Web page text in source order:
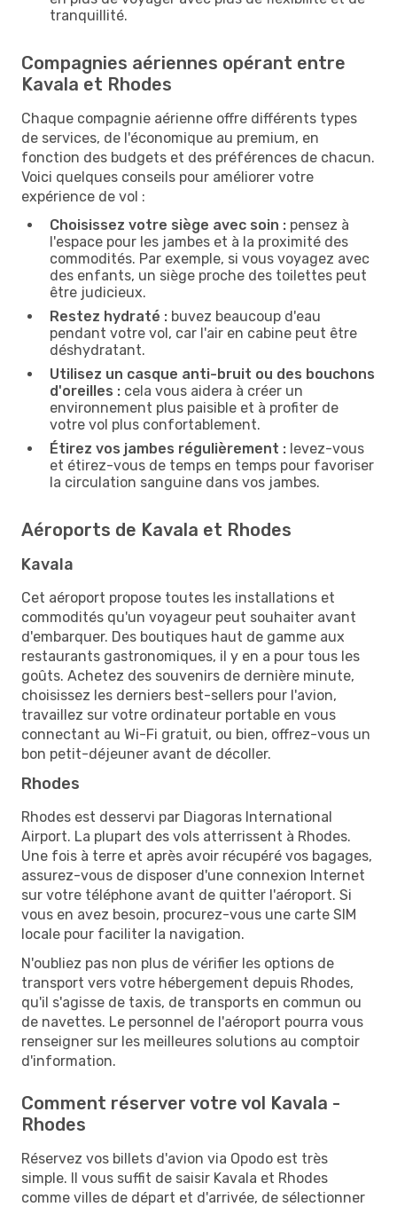
tranquillité.
Compagnies aériennes opérant entre
Kavala et Rhodes
Chaque compagnie aérienne offre différents types
de services, de l'économique au premium, en
fonction des budgets et des préférences de chacun.
Voici quelques conseils pour améliorer votre
expérience de vol :
Choisissez votre siège avec soin : pensez à
l'espace pour les jambes et à la proximité des
commodités. Par exemple, si vous voyagez avec
des enfants, un siège proche des toilettes peut
être judicieux.
Restez hydraté : buvez beaucoup d'eau
pendant votre vol, car l'air en cabine peut être
déshydratant.
Utilisez un casque anti-bruit ou des bouchons
d'oreilles : cela vous aidera à créer un
environnement plus paisible et à profiter de
votre vol plus confortablement.
Étirez vos jambes régulièrement : levez-vous
et étirez-vous de temps en temps pour favoriser
la circulation sanguine dans vos jambes.
Aéroports de Kavala et Rhodes
Kavala
Cet aéroport propose toutes les installations et
commodités qu'un voyageur peut souhaiter avant
d'embarquer. Des boutiques haut de gamme aux
restaurants gastronomiques, il y en a pour tous les
goûts. Achetez des souvenirs de dernière minute,
choisissez les derniers best-sellers pour l'avion,
travaillez sur votre ordinateur portable en vous
connectant au Wi-Fi gratuit, ou bien, offrez-vous un
bon petit-déjeuner avant de décoller.
Rhodes
Rhodes est desservi par Diagoras International
Airport. La plupart des vols atterrissent à Rhodes.
Une fois à terre et après avoir récupéré vos bagages,
assurez-vous de disposer d'une connexion Internet
sur votre téléphone avant de quitter l'aéroport. Si
vous en avez besoin, procurez-vous une carte SIM
locale pour faciliter la navigation.
N'oubliez pas non plus de vérifier les options de
transport vers votre hébergement depuis Rhodes,
qu'il s'agisse de taxis, de transports en commun ou
de navettes. Le personnel de l'aéroport pourra vous
renseigner sur les meilleures solutions au comptoir
d'information.
Comment réserver votre vol Kavala -
Rhodes
Réservez vos billets d'avion via Opodo est très
simple. Il vous suffit de saisir Kavala et Rhodes
comme villes de départ et d'arrivée, de sélectionner